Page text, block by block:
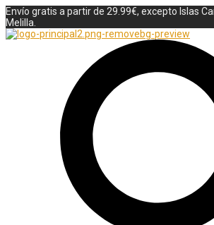
Envío gratis a partir de 29.99€, excepto Islas
Melilla.